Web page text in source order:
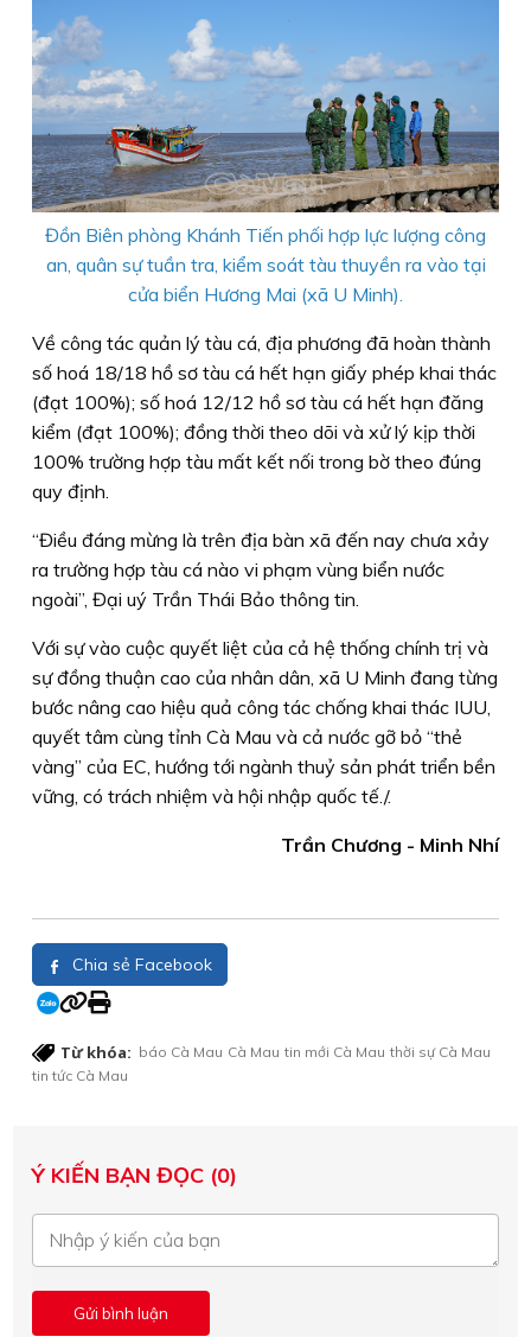
Đồn Biên phòng Khánh Tiến phối hợp lực lượng công
an, quân sự tuần tra, kiểm soát tàu thuyền ra vào tại
cửa biển Hương Mai (xã U Minh).
Về công tác quản lý tàu cá, địa phương đã hoàn thành
số hoá 18/18 hồ sơ tàu cá hết hạn giấy phép khai thác
(đạt 100%); số hoá 12/12 hồ sơ tàu cá hết hạn đăng
kiểm (đạt 100%); đồng thời theo dõi và xử lý kịp thời
100% trường hợp tàu mất kết nối trong bờ theo đúng
quy định.
“Điều đáng mừng là trên địa bàn xã đến nay chưa xảy
ra trường hợp tàu cá nào vi phạm vùng biển nước
ngoài”, Đại uý Trần Thái Bảo thông tin.
Với sự vào cuộc quyết liệt của cả hệ thống chính trị và
sự đồng thuận cao của nhân dân, xã U Minh đang từng
bước nâng cao hiệu quả công tác chống khai thác IUU,
quyết tâm cùng tỉnh Cà Mau và cả nước gỡ bỏ “thẻ
vàng” của EC, hướng tới ngành thuỷ sản phát triển bền
vững, có trách nhiệm và hội nhập quốc tế./.
Trần Chương - Minh Nhí
Chia sẻ Facebook
Từ khóa: báo Cà Mau Cà Mau tin mới Cà Mau thời sự Cà Mau
tin tức Cà Mau
Ý KIẾN BẠN ĐỌC (0)